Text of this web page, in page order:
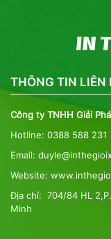
THÔNG TIN LIÊN
Công ty TNHH Giải
Hotline: 0388 588 231
Email:
Website:
Địa chỉ: 704/84 HL
Minh